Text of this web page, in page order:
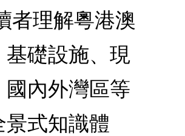
者理解粵港澳
礎設施、現
內外灣區等
式知識體